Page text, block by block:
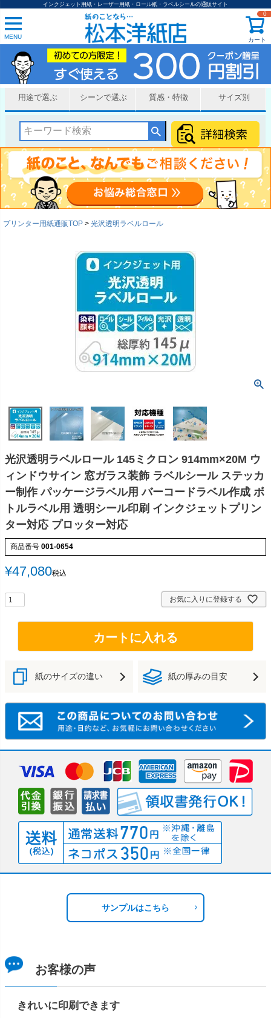
インクジェット用紙・レーザー用紙・ロール紙・ラベルシールの通販サイト
MENU カート
0
用途で選ぶ シーンで選ぶ 質感・特徴 サイズ別
プリンター用紙通販TOP 光沢透明ラベルロール
光沢透明ラベルロール 145ミクロン 914mm×20M ウ
ィンドウサイン 窓ガラス装飾 ラベルシール ステッカ
ー制作 パッケージラベル用 バーコードラベル作成 ボ
トルラベル用 透明シール印刷 インクジェットプリン
ター対応 プロッター対応
商品番号 001-0654
¥47,080税込
お気に入りに登録する
カートに入れる
紙のサイズの違い 紙の厚みの目安
サンプルはこちら
お客様の声
きれいに印刷できます